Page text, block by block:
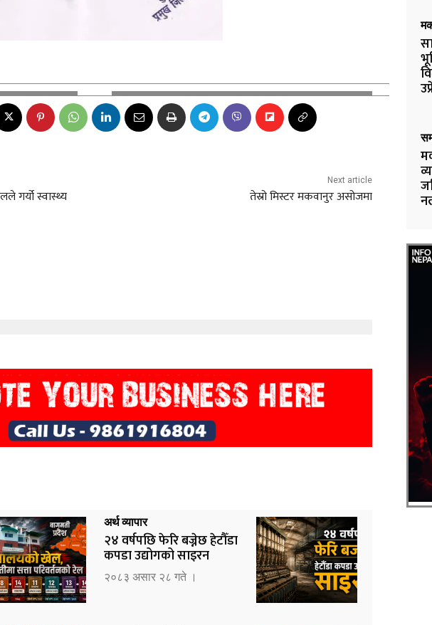
गर्यो स्वास्थ्य
Next article
तेस्रो मिस्टर मकवानुर असोजमा
अर्थ व्यापार
२४ वर्षपछि फेरि बज्नेछ हेटौँडा
कपडा उद्योगको साइरन
२०८३ असार २८ गते ।